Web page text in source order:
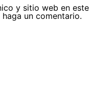
y sitio web en este
un comentario.